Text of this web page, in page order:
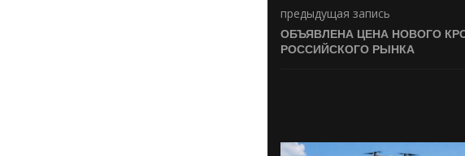
предыдущая запись
ОБЪЯВЛЕНА ЦЕНА НОВОГО
РОССИЙСКОГО РЫНКА